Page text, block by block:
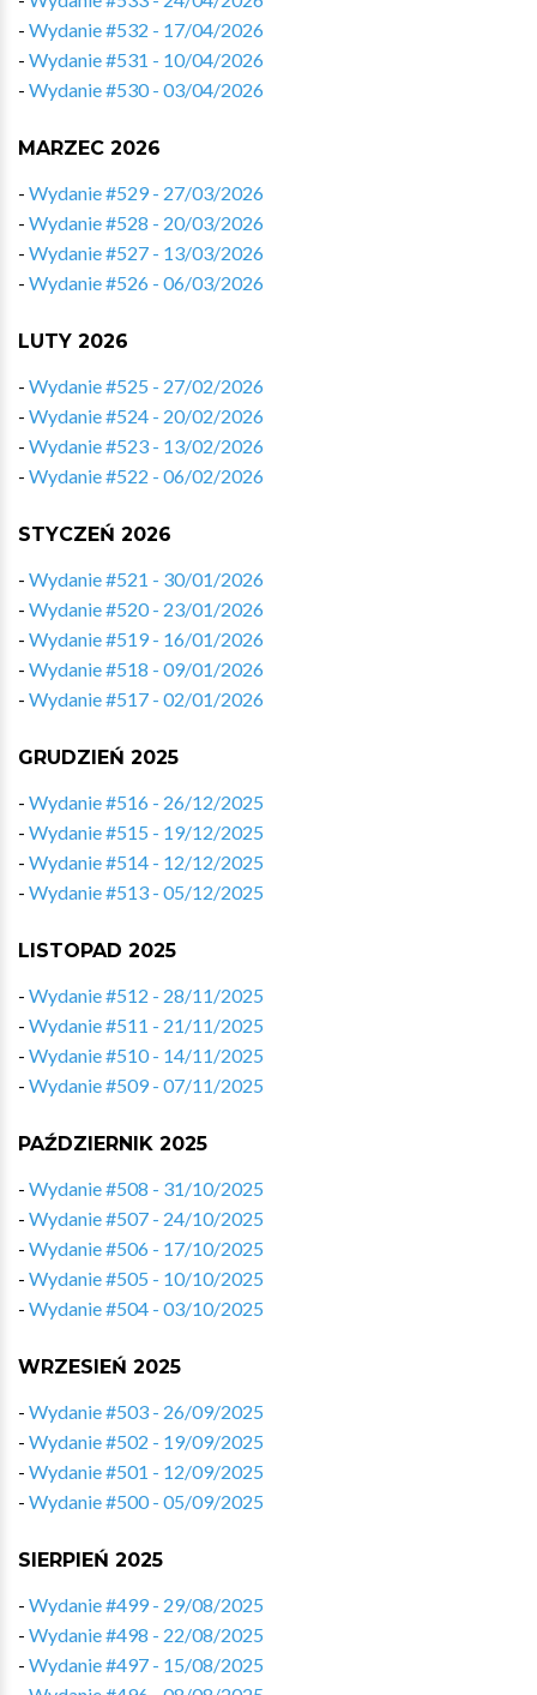
- Wydanie #532 - 17/04/2026
- Wydanie #531 - 10/04/2026
- Wydanie #530 - 03/04/2026
MARZEC 2026
- Wydanie #529 - 27/03/2026
- Wydanie #528 - 20/03/2026
- Wydanie #527 - 13/03/2026
- Wydanie #526 - 06/03/2026
LUTY 2026
- Wydanie #525 - 27/02/2026
- Wydanie #524 - 20/02/2026
- Wydanie #523 - 13/02/2026
- Wydanie #522 - 06/02/2026
STYCZEŃ 2026
- Wydanie #521 - 30/01/2026
- Wydanie #520 - 23/01/2026
- Wydanie #519 - 16/01/2026
- Wydanie #518 - 09/01/2026
- Wydanie #517 - 02/01/2026
GRUDZIEŃ 2025
- Wydanie #516 - 26/12/2025
- Wydanie #515 - 19/12/2025
- Wydanie #514 - 12/12/2025
- Wydanie #513 - 05/12/2025
LISTOPAD 2025
- Wydanie #512 - 28/11/2025
- Wydanie #511 - 21/11/2025
- Wydanie #510 - 14/11/2025
- Wydanie #509 - 07/11/2025
PAŹDZIERNIK 2025
- Wydanie #508 - 31/10/2025
- Wydanie #507 - 24/10/2025
- Wydanie #506 - 17/10/2025
- Wydanie #505 - 10/10/2025
- Wydanie #504 - 03/10/2025
WRZESIEŃ 2025
- Wydanie #503 - 26/09/2025
- Wydanie #502 - 19/09/2025
- Wydanie #501 - 12/09/2025
- Wydanie #500 - 05/09/2025
SIERPIEŃ 2025
- Wydanie #499 - 29/08/2025
- Wydanie #498 - 22/08/2025
- Wydanie #497 - 15/08/2025